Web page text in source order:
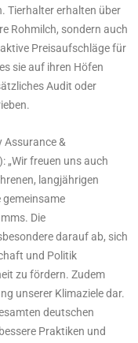
Tierhalter erhalten über
Rohmilch, sondern auch
Preisaufschläge für
sie auf ihren Höfen
Audit oder
Assurance &
„Wir freuen uns auch
langjährigen
Die
darauf ab, sich
und Politik
zu fördern. Zudem
unserer Klimaziele dar.
deutschen
Praktiken und